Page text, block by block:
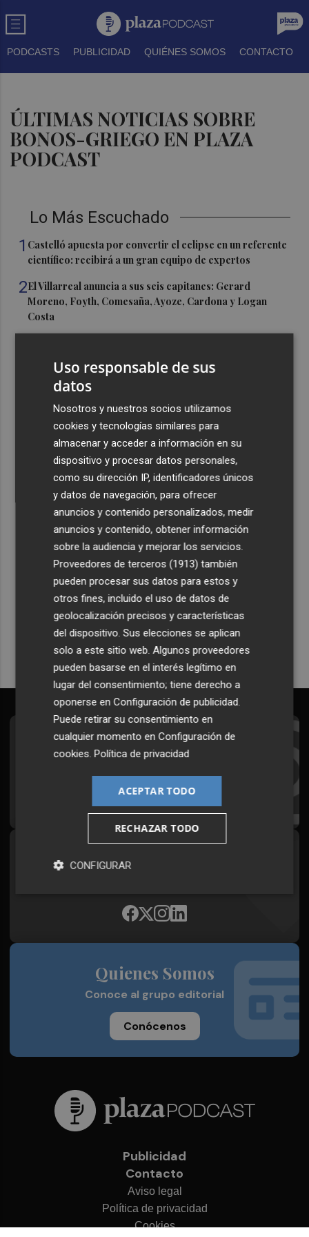
PODCASTS PUBLICIDAD QUIÉNES SOMOS CONTACTO
ÚLTIMAS NOTICIAS SOBRE
BONOS-GRIEGO EN PLAZA
PODCAST
Lo Más Escuchado
1 Castelló apuesta por convertir el eclipse en un referente
científico: recibirá a un gran equipo de expertos
2El Villarreal anuncia a sus seis capitanes: Gerard
Moreno, Foyth, Comesaña, Ayoze, Cardona y Logan
Costa
San Javier da viabilidad al nuevo contrato del transporte
324 habitaciones
Estos son los estrenos que abren la cartelera en agosto:
de la comedia 'El último mono' a una nueva entrega de
'La Patrulla Canina'
Recibe toda la actualidad de
Plaza Podcast en tu correo
Quiero suscribirme
Suscríbete al Boletín
¡Quiero suscribirme!
Síguenos en redes
Quienes Somos
Conoce al grupo editorial
Conócenos
Publicidad
Contacto
Aviso legal
Política de privacidad
Cookies
Uso responsable de sus
datos
Nosotros y nuestros socios utilizamos
cookies y tecnologías similares para
almacenar y acceder a información en su
dispositivo y procesar datos personales,
como su dirección IP, identificadores únicos
y datos de navegación, para ofrecer
anuncios y contenido personalizados, medir
anuncios y contenido, obtener información
sobre la audiencia y mejorar los servicios.
Proveedores de terceros (1913) también
pueden procesar sus datos para estos y
otros fines, incluido el uso de datos de
geolocalización precisos y características
del dispositivo. Sus elecciones se aplican
solo a este sitio web. Algunos proveedores
pueden basarse en el interés legítimo en
lugar del consentimiento; tiene derecho a
oponerse enConfiguración de publicidad.
Puede retirar su consentimiento en
cualquier momento enConfiguración de
cookies.Política de privacidad
ACEPTAR TODO
RECHAZAR TODO
CONFIGURAR